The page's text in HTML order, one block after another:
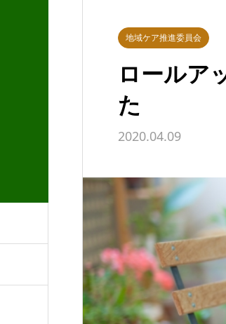
地域ケア推進委員会
ロールア
た
2020.04.09